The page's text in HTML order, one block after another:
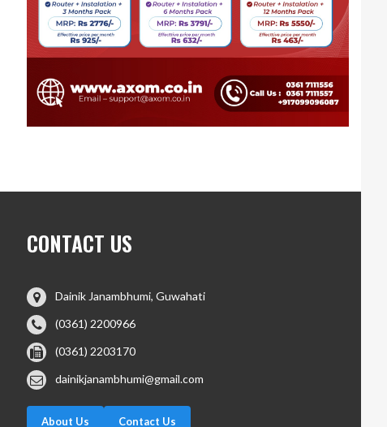
CONTACT US
Dainik Janambhumi, Guwahati
(0361) 2200966
(0361) 2203170
dainikjanambhumi@gmail.com
About Us Contact Us